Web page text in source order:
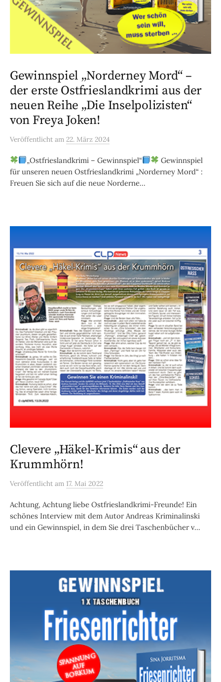
Gewinnspiel „Norderney Mord“ –
der erste Ostfrieslandkrimi aus der
neuen Reihe „Die Inselpolizisten“
von Freya Joken!
Veröffentlicht am 22. März 2024
„Ostfrieslandkrimi – Gewinnspiel“
Gewinnspiel
für unseren neuen Ostfrieslandkrimi „Norderney Mord“ :
Freuen Sie sich auf die neue Norderne...
Clevere „Häkel-Krimis“ aus der
Krummhörn!
Veröffentlicht am 17. Mai 2022
Achtung, Achtung liebe Ostfrieslandkrimi-Freunde! Ein
schönes Interview mit dem Autor Andreas Kriminalinski
und ein Gewinnspiel, in dem Sie drei Taschenbücher v...